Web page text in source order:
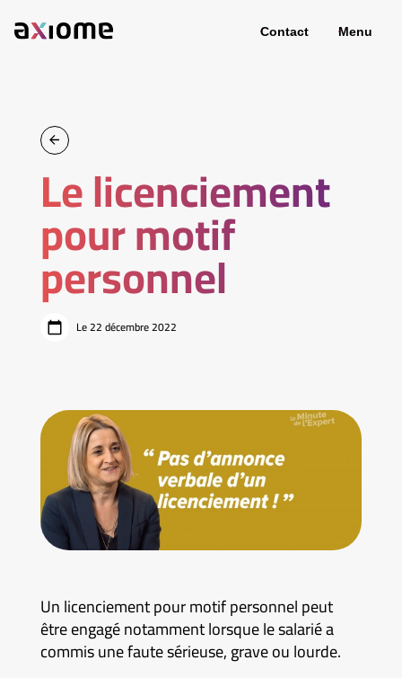
Contact Menu
Le licenciement
pour motif
personnel
Le 22 décembre 2022
Un licenciement pour motif personnel peut
être engagé notamment lorsque le salarié a
commis une faute sérieuse, grave ou lourde.